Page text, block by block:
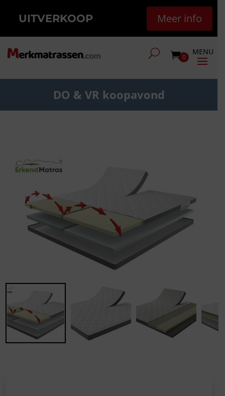
UITVERKOOP Meer info
0
DO & VR koopavond